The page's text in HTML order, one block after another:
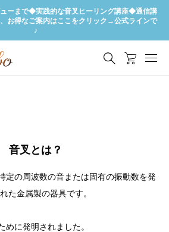
ーまで◆実践的な音叉ヒーリング講座◆通信講
お得なご案内はここをクリック→公式ラインで
♪
音叉とは？
定の周波数の音または固有の振動数を発
た金属製の器具です。
めに発明されました。